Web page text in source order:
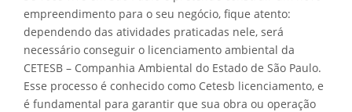
empreendimento para o seu negócio, fique atento:
dependendo das atividades praticadas nele, será
necessário conseguir o licenciamento ambiental da
CETESB – Companhia Ambiental do Estado de São Paulo.
Esse processo é conhecido como Cetesb licenciamento, e
é fundamental para garantir que sua obra ou operação